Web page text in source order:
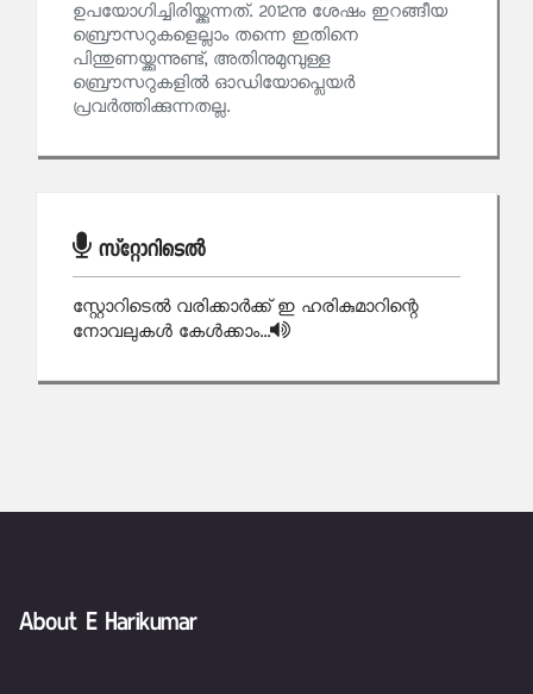
ഉപയോഗിച്ചിരിയ്ക്കുന്നത്. 2012നു ശേഷം ഇറങ്ങീയ
ബ്രൌസറുകളെല്ലാം തന്നെ ഇതിനെ
പിന്തുണയ്ക്കുന്നുണ്ട്, അതിനുമുമ്പുള്ള
ബ്രൌസറുകളില്‍ ഓഡിയോപ്ലെയര്‍
പ്രവര്‍ത്തിക്കുന്നതല്ല.
സ്റ്റോറിടെൽ
സ്റ്റോറിടെൽ വരിക്കാര്‍ക്ക് ഇ ഹരികുമാറിന്റെ
നോവലുകള്‍ കേള്‍ക്കാം...
About E Harikumar